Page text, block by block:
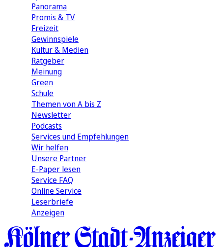
Panorama
Promis & TV
Freizeit
Gewinnspiele
Kultur & Medien
Ratgeber
Meinung
Green
Schule
Themen von A bis Z
Newsletter
Podcasts
Services und Empfehlungen
Wir helfen
Unsere Partner
E-Paper lesen
Service FAQ
Online Service
Leserbriefe
Anzeigen